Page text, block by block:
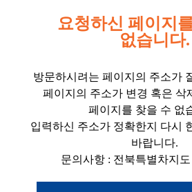
요청하신 페이지
없습니다.
방문하시려는 페이지의 주소가
페이지의 주소가 변경 혹은 삭
페이지를 찾을 수 없
입력하신 주소가 정확한지 다시
바랍니다.
문의사항 : 전북특별차지